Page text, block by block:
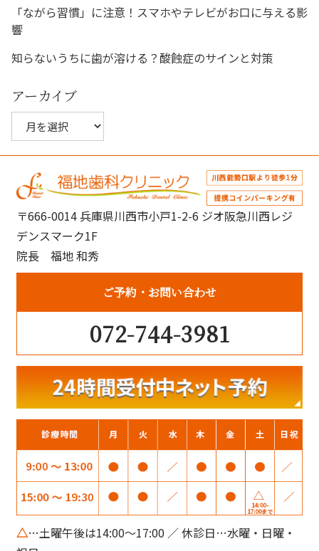
「ながら習慣」に注意！スマホやテレビがお口に与える影
響
知らないうちに歯が溶ける？酸蝕症のサインと対策
アーカイブ
ー
カ
ブ
〒666-0014 兵庫県川西市小戸1-2-6 ジオ阪急川西レジ
デンスマーク1F
院長 福地 和秀
ご予約 お問い合わせ
072-744-3981
△…土曜午後は14:00～17:00 ／ 休診日…水曜・日曜・